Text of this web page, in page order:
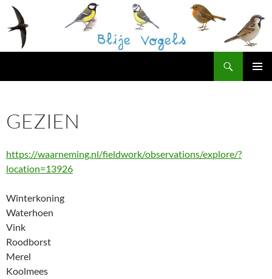
naar
de
inhoud
GEZIEN
https://waarneming.nl/fieldwork/observations/explore/?
location=13926
Winterkoning
Waterhoen
Vink
Roodborst
Merel
Koolmees